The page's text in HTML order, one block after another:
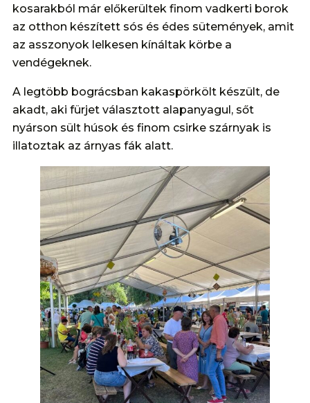
kosarakból már előkerültek finom vadkerti borok
az otthon készített sós és édes sütemények, amit
az asszonyok lelkesen kínáltak körbe a
vendégeknek.
A legtöbb bográcsban kakaspörkölt készült, de
akadt, aki fürjet választott alapanyagul, sőt
nyárson sült húsok és finom csirke szárnyak is
illatoztak az árnyas fák alatt.